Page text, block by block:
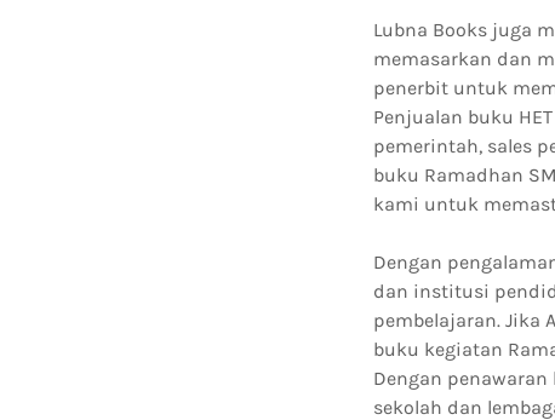
Lubna Books juga
memasarkan dan
penerbit untuk
Penjualan buku
pemerintah, sales
buku Ramadhan
kami untuk
Dengan
dan institusi
pembelajaran. Jika
buku kegiatan
Dengan
sekolah dan